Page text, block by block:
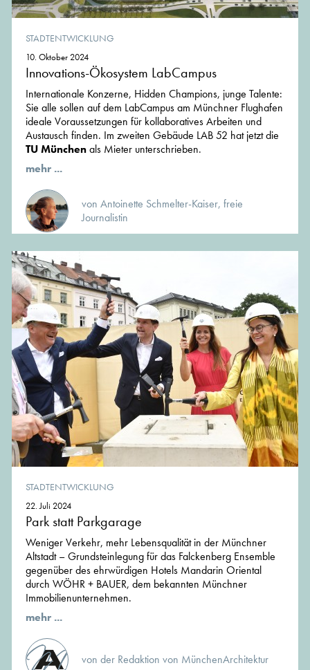
STADTENTWICKLUNG
10. Oktober 2024
Innovations-Ökosystem LabCampus
Internationale Konzerne, Hidden Champions, junge Talente:
Sie alle sollen auf dem LabCampus am Münchner Flughafen
ideale Voraussetzungen für kollaboratives Arbeiten und
Austausch finden. Im zweiten Gebäude LAB 52 hat jetzt die
TU Münchenals Mieter unterschrieben.
mehr ...
von Antoinette Schmelter-Kaiser, freie
Journalistin
STADTENTWICKLUNG
22. Juli 2024
Park statt Parkgarage
Weniger Verkehr, mehr Lebensqualität in der Münchner
Altstadt – Grundsteinlegung für das Falckenberg Ensemble
gegenüber des ehrwürdigen Hotels Mandarin Oriental
durch WÖHR + BAUER, dem bekannten Münchner
Immobilienunternehmen.
mehr ...
von der Redaktion von MünchenArchitektur